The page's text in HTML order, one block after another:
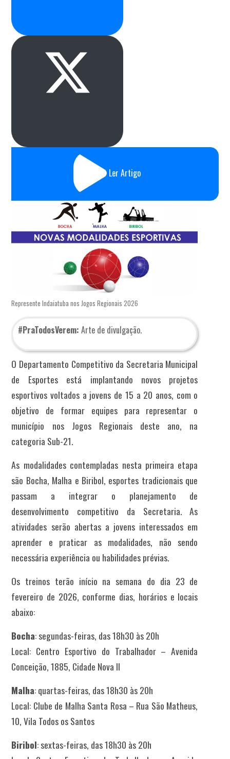
Ler Artigo
Represente Indaiatuba nos Jogos Regionais 2026
#PraTodosVerem:Arte de divulgação.
O Departamento Competitivo da Secretaria Municipal
de Esportes está implantando novos projetos
esportivos voltados a jovens de 15 a 20 anos, com o
objetivo de formar equipes para representar o
município nos Jogos Regionais deste ano, na
categoria Sub-21.
As modalidades contempladas nesta primeira etapa
são Bocha, Malha e Biribol, esportes tradicionais que
passam a integrar o planejamento de
desenvolvimento competitivo da Secretaria. As
atividades serão abertas a jovens interessados em
aprender e praticar as modalidades, não sendo
necessária experiência ou habilidades prévias.
Os treinos terão início na semana do dia 23 de
fevereiro de 2026, conforme dias, horários e locais
abaixo:
Bocha: segundas-feiras, das 18h30 às 20h
Local: Centro Esportivo do Trabalhador – Avenida
Conceição, 1885, Cidade Nova II
Malha: quartas-feiras, das 18h30 às 20h
Local: Clube de Malha Santa Rosa – Rua São Matheus,
10, Vila Todos os Santos
Biribol: sextas-feiras, das 18h30 às 20h